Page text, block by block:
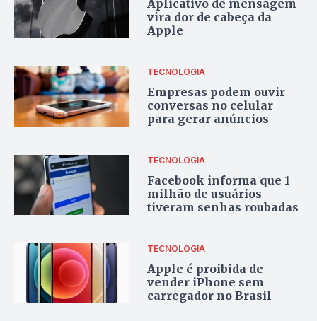
Aplicativo de mensagem
vira dor de cabeça da
Apple
TECNOLOGIA
Empresas podem ouvir
conversas no celular
para gerar anúncios
TECNOLOGIA
Facebook informa que 1
milhão de usuários
tiveram senhas roubadas
TECNOLOGIA
Apple é proibida de
vender iPhone sem
carregador no Brasil